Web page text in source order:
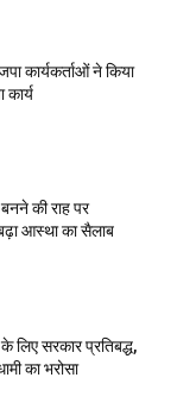
कार्यकर्ताओं ने किया
की राह पर
आस्था का सैलाब
सरकार प्रतिबद्ध,
का भरोसा